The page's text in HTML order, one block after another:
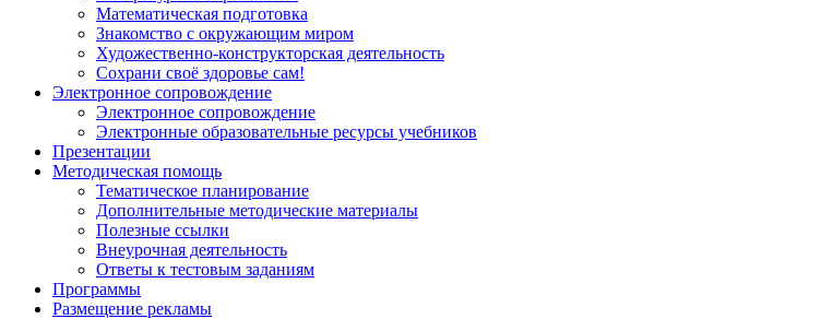
Математическая подготовка
Знакомство с окружающим миром
Художественно-конструкторская деятельность
Сохрани своё здоровье сам!
Электронное сопровождение
Электронное сопровождение
Электронные образовательные ресурсы учебников
Презентации
Методическая помощь
Тематическое планирование
Дополнительные методические материалы
Полезные ссылки
Внеурочная деятельность
Ответы к тестовым заданиям
Программы
Размещение рекламы